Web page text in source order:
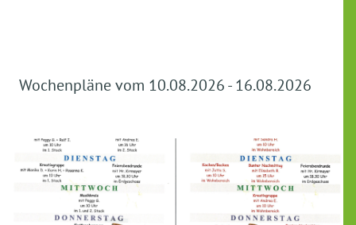
Wochenpläne vom 10.08.2026 - 16.08.2026